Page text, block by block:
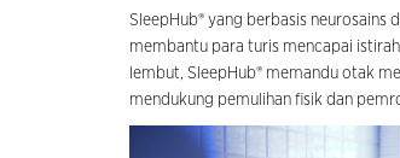
SleepHub® yang berbasis neurosains
membantu para turis mencapai
lembut, SleepHub® memandu otak
mendukung pemulihan fisik dan